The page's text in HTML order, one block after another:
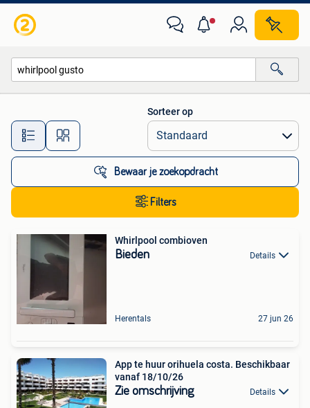
Alle afstanden…
Sorteer op
Bewaar je zoekopdracht
Filters
Whirlpool combioven
Bieden Details
Herentals 27 jun 26
App te huur orihuela costa. Beschikbaar
vanaf 18/10/26
Zie omschrijving Details